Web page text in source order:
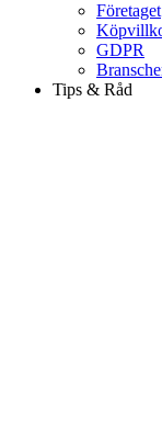
Företaget
GDPR
Tips & Råd